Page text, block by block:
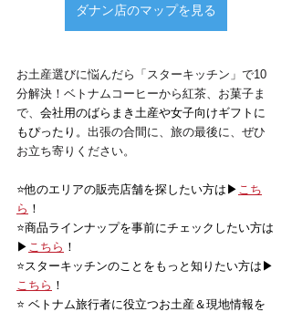
ダナン店のマップを見る
お土産選びに悩んだら「スターキッチン」で10
分解決！ベトナムコーヒーから紅茶、お菓子ま
で、 会社用のばらまき土産や女子向けギフトに
もぴったり。 出張の合間に、旅の最後に、ぜひ
お立ち寄りください。
⭐️他のエリアの販売店舗を探したい方は▶ こち
ら ！
⭐️商品ラインナップを事前にチェックしたい方は
▶ こちら ！
⭐️スターキッチンのことをもっと知りたい方は▶
こちら ！
⭐️ ベトナム旅行者に役立つお土産＆現地情報を